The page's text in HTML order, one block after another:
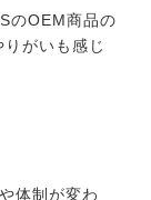
のOEM商品の
がいも感じ
体制が変わ